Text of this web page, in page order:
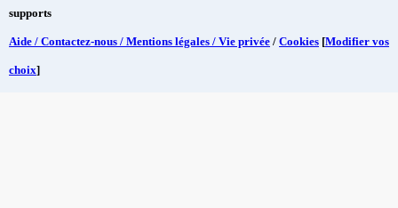
supports
Aide / Contactez-nous / Mentions légales / Vie privée / Cookies [Modifier vos
choix]